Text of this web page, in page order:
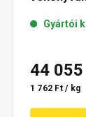
Gyártói
44
1 762 Ft / kg